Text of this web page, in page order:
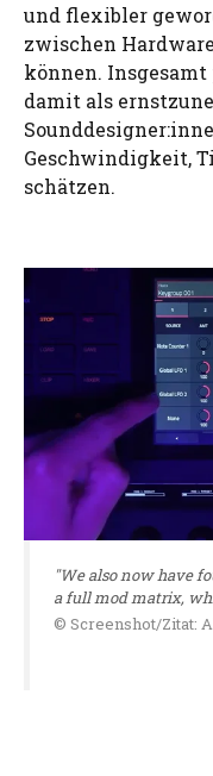
und flexibler
zwischen
können. Insgesamt
damit als
Geschwindigkeit,
schätzen.
"We also now have
a full mod matrix,
© Screenshot/Zitat: